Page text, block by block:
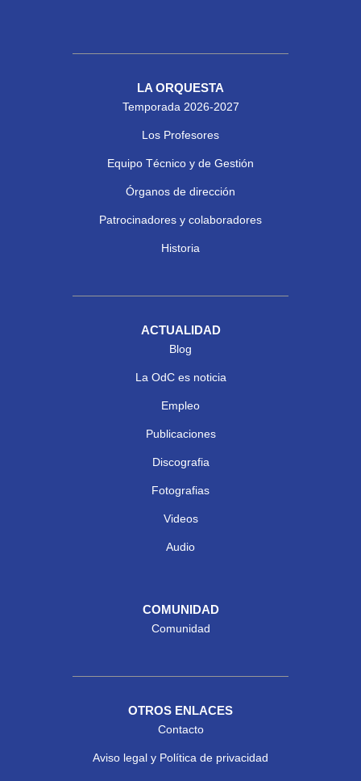
LA ORQUESTA
Temporada 2026-2027
Los Profesores
Equipo Técnico y de Gestión
Órganos de dirección
Patrocinadores y colaboradores
Historia
ACTUALIDAD
Blog
La OdC es noticia
Empleo
Publicaciones
Discografia
Fotografias
Videos
Audio
COMUNIDAD
Comunidad
OTROS ENLACES
Contacto
Aviso legal y Política de privacidad